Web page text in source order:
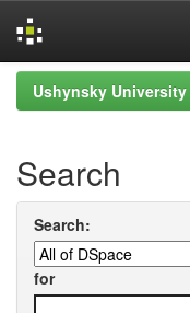
Skip
navigation
Ushynsky
Search
Search:
for